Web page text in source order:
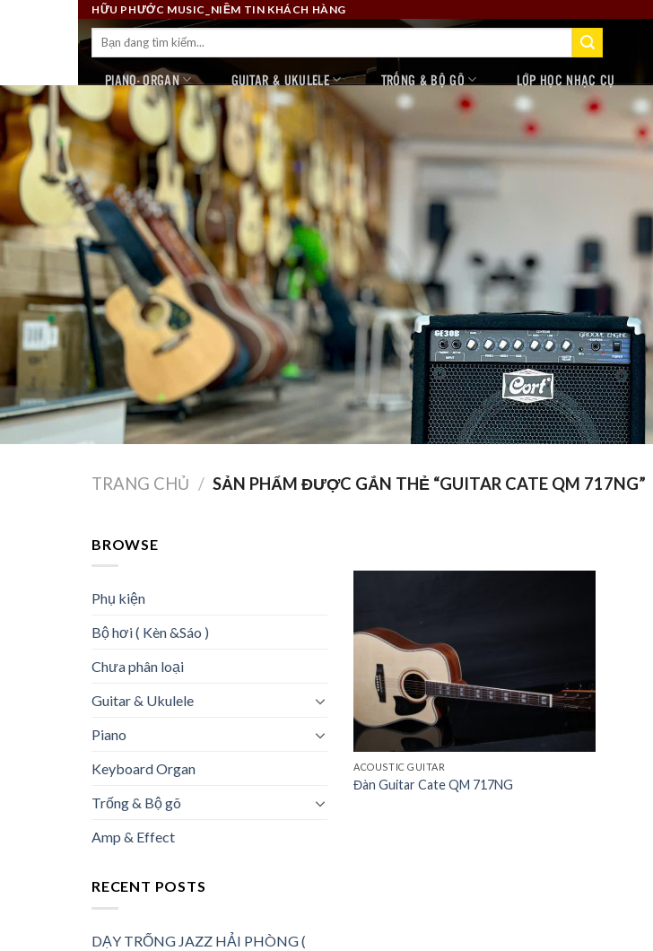
Skip
content
HỮU PHƯỚC MUSIC_NIỀM TIN KHÁCH HÀNG
Tìm
kiếm:
PIANO- ORGAN
GUITAR & UKULELE TRỐNG & BỘ GÕ LỚP HỌC NHẠC CỤ
TRANG CHỦ / SẢN PHẨM ĐƯỢC GẮN THẺ “GUITAR CATE QM 717NG”
BROWSE
Phụ kiện
Bộ hơi ( Kèn &Sáo )
Chưa phân loại
Guitar & Ukulele
Piano
Keyboard Organ
Trống & Bộ gõ
Amp & Effect
RECENT POSTS
DẠY TRỐNG JAZZ HẢI PHÒNG (
ACOUSTIC GUITAR
Đàn Guitar Cate QM 717NG